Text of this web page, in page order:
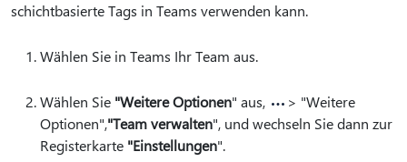
schichtbasierte Tags in Teams verwenden kann.
Wählen Sie in Teams Ihr Team aus.
Wählen Sie "Weitere Optionen" aus,
> "Weitere
Optionen","Team verwalten", und wechseln Sie dann zur
Registerkarte "Einstellungen".